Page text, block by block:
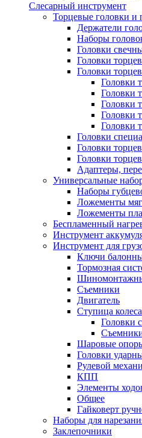
Слесарный инструмент
Торцевые головки и
Держатели
Наборы
Головки
Головки
Головки
Головки
Головки
Головки
Головки
Головки
Головки
Головки
Головки
Адаптеры,
Универсальные
Наборы
Ложементы
Ложементы
Беспламенный
Инструмент
Инструмент для
Ключи
Тормозная
Cъемники
Двигатель
Ступица колеса
Головки
Шаровые
Головки
Рулевой
КПП
Элементы
Общее
Гайковерт
Наборы для
Заклепочники